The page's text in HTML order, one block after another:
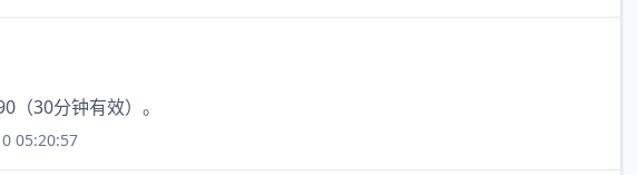
（30分钟有效）。
05:20:57